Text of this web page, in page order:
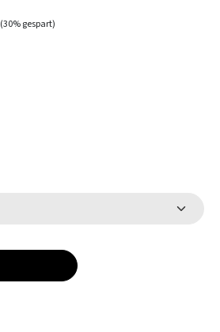
(30% gespart)